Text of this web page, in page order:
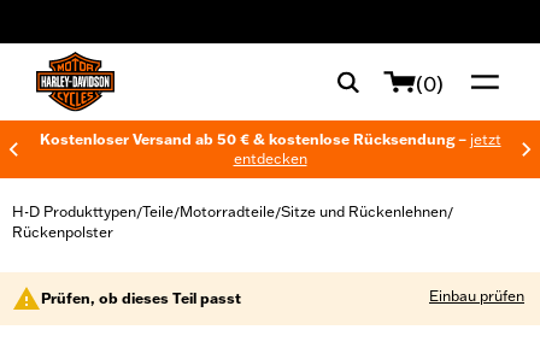
(0)
Kostenloser Versand ab 50 € & kostenlose Rücksendung – jetzt
entdecken
H-D Produkttypen/Teile/Motorradteile/Sitze und Rückenlehnen/
Rückenpolster
Prüfen, ob dieses Teil passt Einbau prüfen